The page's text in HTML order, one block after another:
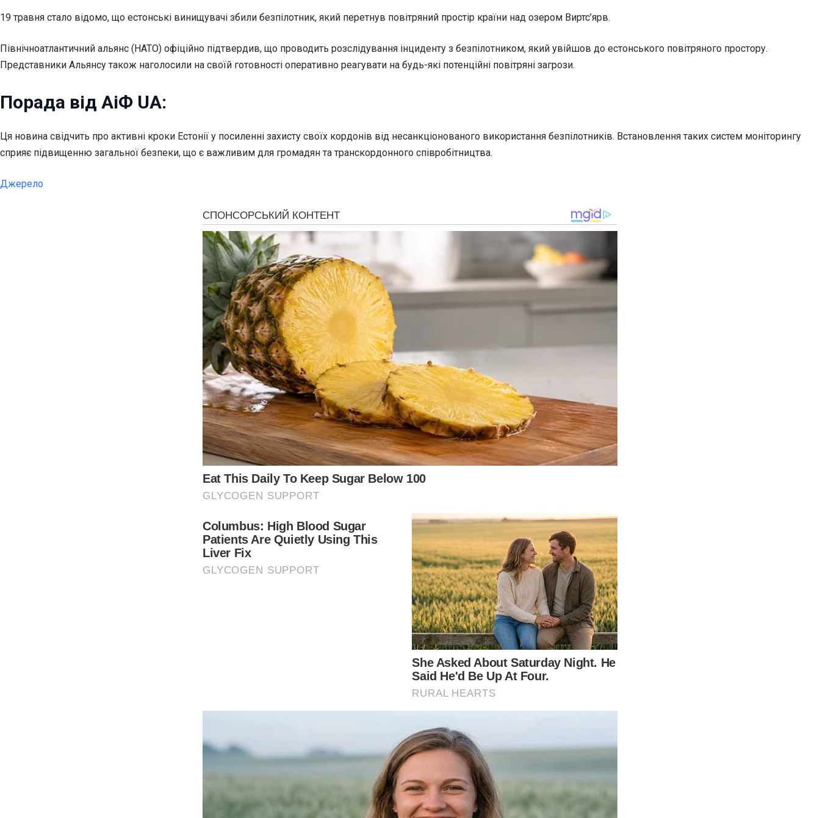
19 травня стало відомо, що естонські винищувачі збили безпілотник, який перетнув повітряний простір країни над озером Виртс’ярв.
Північноатлантичний альянс (НАТО) офіційно підтвердив, що проводить розслідування інциденту з безпілотником, який увійшов до естонського повітряного простору.
Представники Альянсу також наголосили на своїй готовності оперативно реагувати на будь-які потенційні повітряні загрози.
Порада від АіФ UA:
Ця новина свідчить про активні кроки Естонії у посиленні захисту своїх кордонів від несанкціонованого використання безпілотників. Встановлення таких систем моніторингу
сприяє підвищенню загальної безпеки, що є важливим для громадян та транскордонного співробітництва.
Джерело